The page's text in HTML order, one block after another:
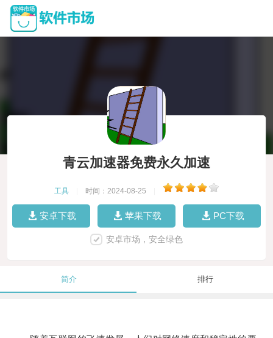
青云加速器免费永久加速
工具 时间：2024-08-25
安卓下载 苹果下载 PC下载
安卓市场，安全绿色
简介 排行